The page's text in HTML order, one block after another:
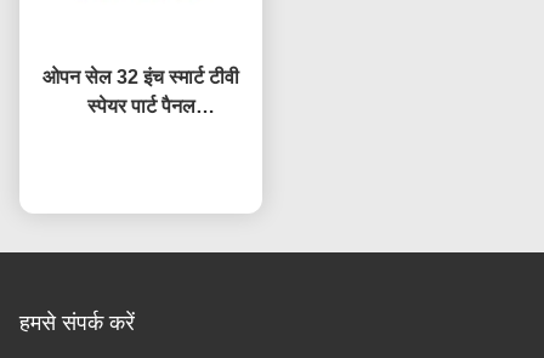
ओपन सेल 32 इंच स्मार्ट टीवी
स्पेयर पार्ट पैनल
हमसे संपर्क करें